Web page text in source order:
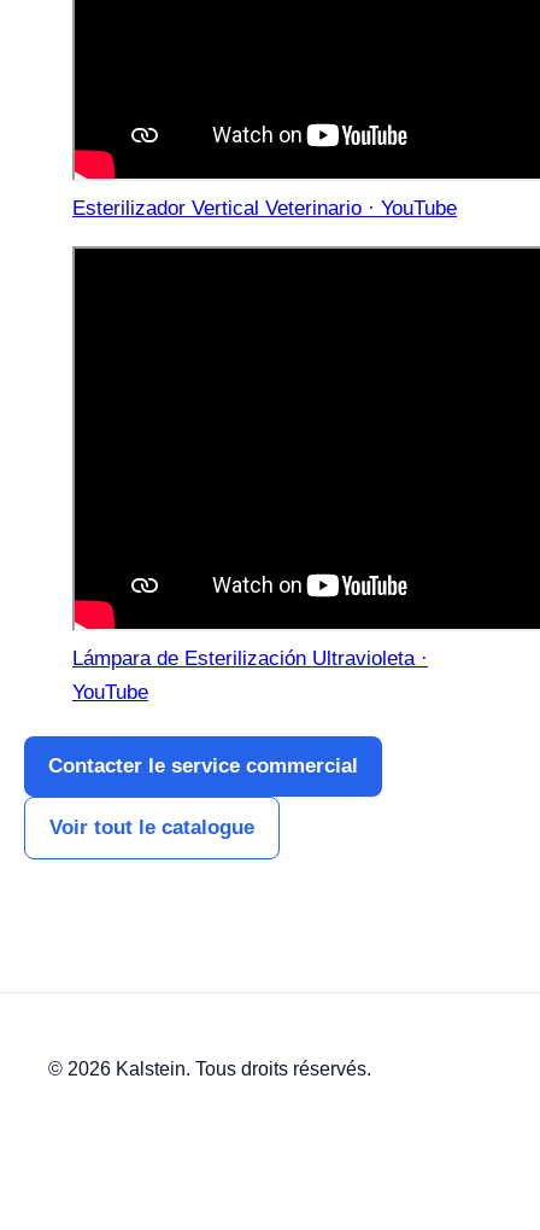
Esterilizador Vertical Veterinario · YouTube
Lámpara de Esterilización Ultravioleta ·
YouTube
Contacter le service commercial
Voir tout le catalogue
© 2026 Kalstein. Tous droits réservés.